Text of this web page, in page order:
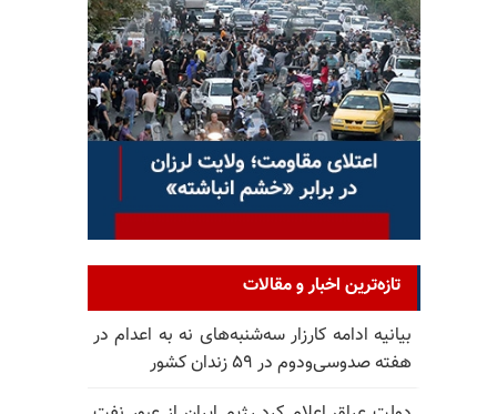
تازه‌ترین اخبار و مقالات
بیانیه ادامه کارزار سه‌شنبه‌های نه به اعدام در
هفته صدوسی‌و‌دوم در ۵۹ زندان کشور